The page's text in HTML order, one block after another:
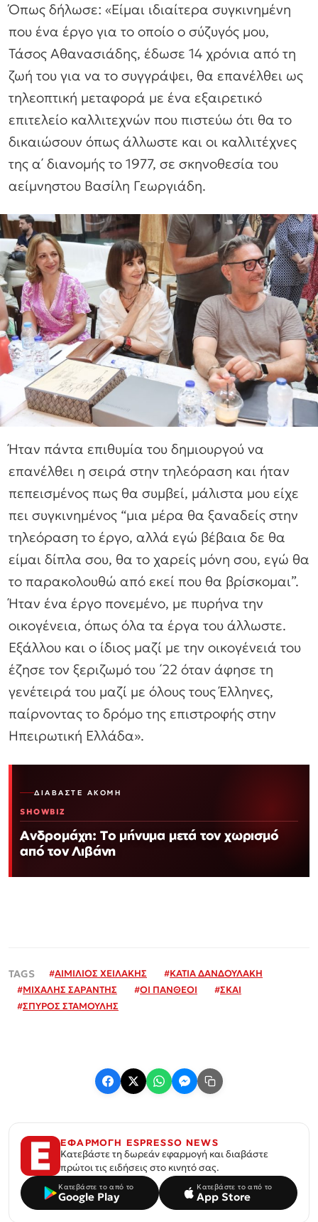
Όπως δήλωσε: «Είμαι ιδιαίτερα συγκινημένη
που ένα έργο για το οποίο ο σύζυγός μου,
Τάσος Αθανασιάδης, έδωσε 14 χρόνια από τη
ζωή του για να το συγγράψει, θα επανέλθει ως
τηλεοπτική μεταφορά με ένα εξαιρετικό
επιτελείο καλλιτεχνών που πιστεύω ότι θα το
δικαιώσουν όπως άλλωστε και οι καλλιτέχνες
της α΄ διανομής το 1977, σε σκηνοθεσία του
αείμνηστου Βασίλη Γεωργιάδη.
Ήταν πάντα επιθυμία του δημιουργού να
επανέλθει η σειρά στην τηλεόραση και ήταν
πεπεισμένος πως θα συμβεί, μάλιστα μου είχε
πει συγκινημένος “μια μέρα θα ξαναδείς στην
τηλεόραση το έργο, αλλά εγώ βέβαια δε θα
είμαι δίπλα σου, θα το χαρείς μόνη σου, εγώ θα
το παρακολουθώ από εκεί που θα βρίσκομαι”.
Ήταν ένα έργο πονεμένο, με πυρήνα την
οικογένεια, όπως όλα τα έργα του άλλωστε.
Εξάλλου και ο ίδιος μαζί με την οικογένειά του
έζησε τον ξεριζωμό του ΄22 όταν άφησε τη
γενέτειρά του μαζί με όλους τους Έλληνες,
παίρνοντας το δρόμο της επιστροφής στην
Ηπειρωτική Ελλάδα».
ΔΙΑΒΆΣΤΕ ΑΚΌΜΗ
SHOWBIZ
Ανδρομάχη: Το μήνυμα μετά τον χωρισμό
από τον Λιβάνη
#ΑΙΜΙΛΙΟΣ ΧΕΙΛΑΚΗΣ #ΚΑΤΙΑ ΔΑΝΔΟΥΛΑΚΗ
#ΜΙΧΑΛΗΣ ΣΑΡΑΝΤΗΣ #ΟΙ ΠΑΝΘΕΟΙ #ΣΚΑΙ
#ΣΠΥΡΟΣ ΣΤΑΜΟΥΛΗΣ
ΕΦΑΡΜΟΓΗ ESPRESSO NEWS
Κατεβάστε τη δωρεάν εφαρμογή και διαβάστε
πρώτοι τις ειδήσεις στο κινητό σας.
Κατεβάστε το από το
Google Play
Κατεβάστε το από το
App Store